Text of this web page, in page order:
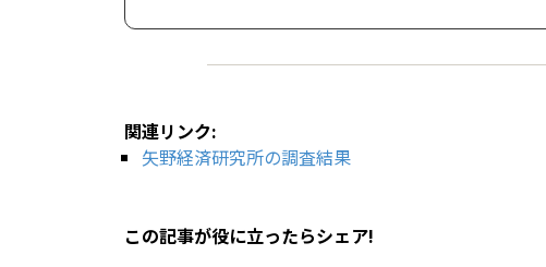
関連リンク:
矢野経済研究所の調査結果
この記事が役に立ったらシェア!